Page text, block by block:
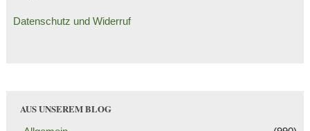
Datenschutz und Widerruf
AUS UNSEREM BLOG